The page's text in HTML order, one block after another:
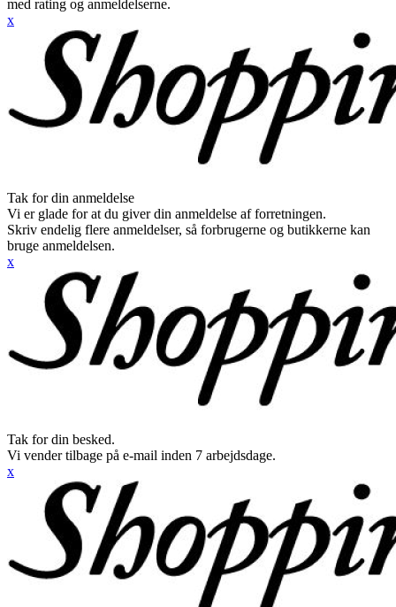
med rating og anmeldelserne.
x
Tak for din anmeldelse
Vi er glade for at du giver din anmeldelse af forretningen.
Skriv endelig flere anmeldelser, så forbrugerne og butikkerne kan
bruge anmeldelsen.
x
Tak for din besked.
Vi vender tilbage på e-mail inden 7 arbejdsdage.
x